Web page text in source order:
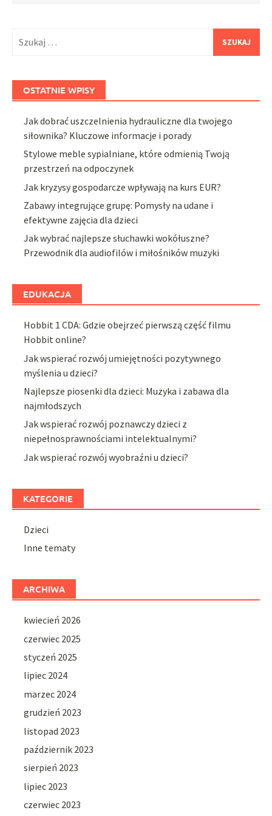
OSTATNIE WPISY
Jak dobrać uszczelnienia hydrauliczne dla twojego
siłownika? Kluczowe informacje i porady
Stylowe meble sypialniane, które odmienią Twoją
przestrzeń na odpoczynek
Jak kryzysy gospodarcze wpływają na kurs EUR?
Zabawy integrujące grupę: Pomysły na udane i
efektywne zajęcia dla dzieci
Jak wybrać najlepsze słuchawki wokółuszne?
Przewodnik dla audiofilów i miłośników muzyki
EDUKACJA
Hobbit 1 CDA: Gdzie obejrzeć pierwszą część filmu
Hobbit online?
Jak wspierać rozwój umiejętności pozytywnego
myślenia u dzieci?
Najlepsze piosenki dla dzieci: Muzyka i zabawa dla
najmłodszych
Jak wspierać rozwój poznawczy dzieci z
niepełnosprawnościami intelektualnymi?
Jak wspierać rozwój wyobraźni u dzieci?
KATEGORIE
Dzieci
Inne tematy
ARCHIWA
kwiecień 2026
czerwiec 2025
styczeń 2025
lipiec 2024
marzec 2024
grudzień 2023
listopad 2023
październik 2023
sierpień 2023
lipiec 2023
czerwiec 2023